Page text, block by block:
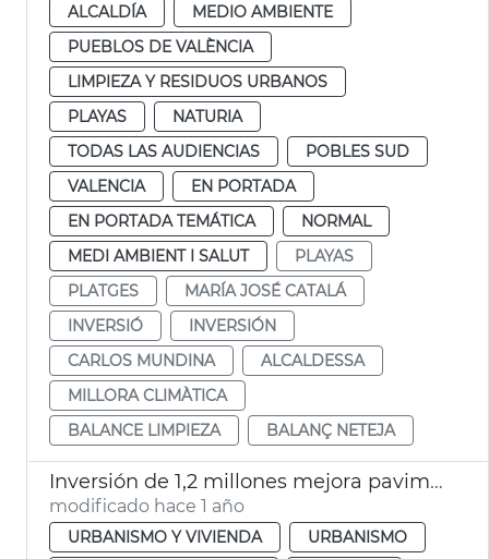
ALCALDÍA
MEDIO AMBIENTE
PUEBLOS DE VALÈNCIA
LIMPIEZA Y RESIDUOS URBANOS
PLAYAS
NATURIA
TODAS LAS AUDIENCIAS
POBLES SUD
VALENCIA
EN PORTADA
EN PORTADA TEMÁTICA
NORMAL
MEDI AMBIENT I SALUT
PLAYAS
PLATGES
MARÍA JOSÉ CATALÁ
INVERSIÓ
INVERSIÓN
CARLOS MUNDINA
ALCALDESSA
MILLORA CLIMÀTICA
BALANCE LIMPIEZA
BALANÇ NETEJA
Inversión de 1,2 millones mejora pavimento calles y caminos València y pedanías
modificado hace 1 año
URBANISMO Y VIVIENDA
URBANISMO